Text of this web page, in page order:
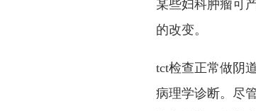
某些妇科肿瘤可
的改变。
tct检查正常做阴
病理学诊断。尽